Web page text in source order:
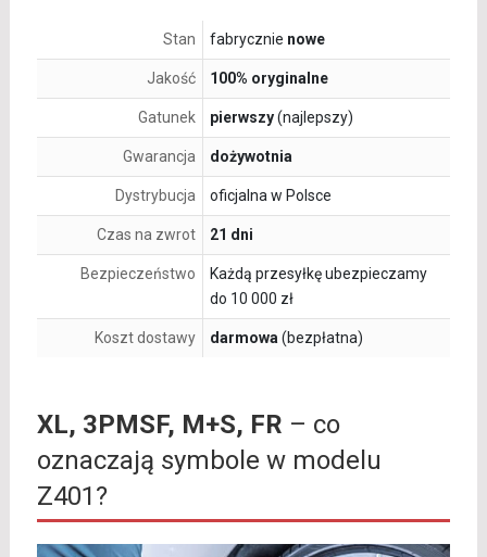
Stan fabrycznie nowe
Jakość 100% oryginalne
Gatunek pierwszy(najlepszy)
Gwarancja dożywotnia
Dystrybucja oficjalna w Polsce
Czas na zwrot 21 dni
Bezpieczeństwo
Każdą przesyłkę ubezpieczamy
do 10 000 zł
Koszt dostawy darmowa (bezpłatna)
XL, 3PMSF, M+S, FR – co
oznaczają symbole w modelu
Z401?